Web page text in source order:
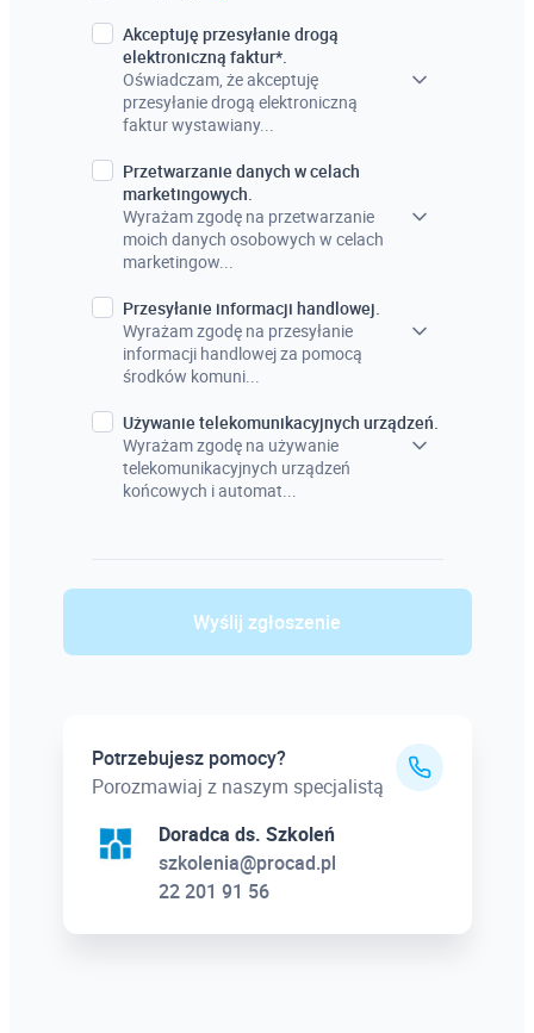
Akceptuję przesyłanie drogą
elektroniczną faktur*.
Oświadczam, że akceptuję
przesyłanie drogą elektroniczną
faktur wystawiany...
Przetwarzanie danych w celach
marketingowych.
Wyrażam zgodę na przetwarzanie
moich danych osobowych w celach
marketingow...
Przesyłanie informacji handlowej.
Wyrażam zgodę na przesyłanie
informacji handlowej za pomocą
środków komuni...
Używanie telekomunikacyjnych urządzeń.
Wyrażam zgodę na używanie
telekomunikacyjnych urządzeń
końcowych i automat...
Wyślij zgłoszenie
Potrzebujesz pomocy?
Porozmawiaj z naszym specjalistą
Doradca ds. Szkoleń
szkolenia@procad.pl
22 201 91 56